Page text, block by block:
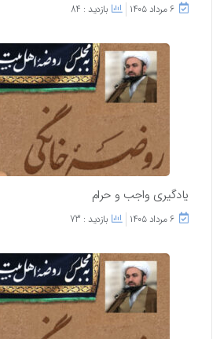
۶ مرداد ۱۴۰۵ بازدید : 84
یادگیری واجب و حرام
۶ مرداد ۱۴۰۵ بازدید : 73